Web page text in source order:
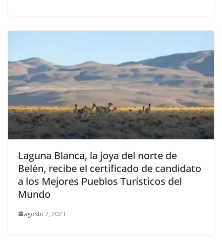
Laguna Blanca, la joya del norte de
Belén, recibe el certificado de candidato
a los Mejores Pueblos Turísticos del
Mundo
agosto 2, 2023